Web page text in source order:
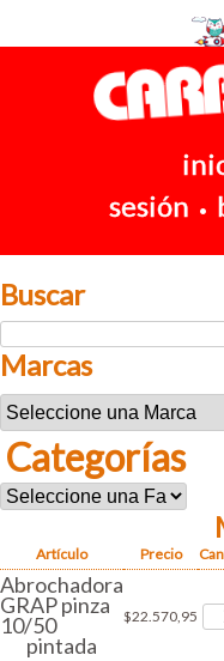
sesión •
Buscar
Marcas
Categorías
Artículo Precio
Abrochadora
GRAP pinza
10/50
pintada
$22.570,95